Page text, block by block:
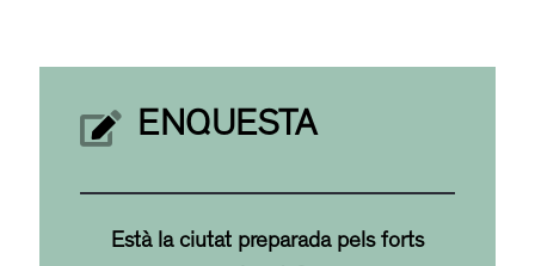
ENQUESTA
Està la ciutat preparada pels forts